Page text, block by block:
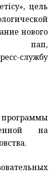
цель
нового
пап,
службу
на